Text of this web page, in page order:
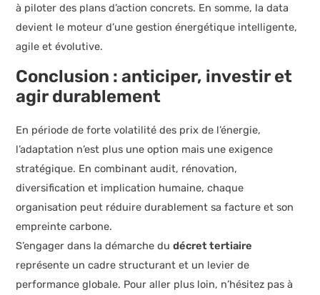
à piloter des plans d’action concrets. En somme, la data
devient le moteur d’une gestion énergétique intelligente,
agile et évolutive.
Conclusion : anticiper, investir et
agir durablement
En période de forte volatilité des prix de l’énergie,
l’adaptation n’est plus une option mais une exigence
stratégique. En combinant audit, rénovation,
diversification et implication humaine, chaque
organisation peut réduire durablement sa facture et son
empreinte carbone.
S’engager dans la démarche dudécret tertiaire
représente un cadre structurant et un levier de
performance globale. Pour aller plus loin, n’hésitez pas à